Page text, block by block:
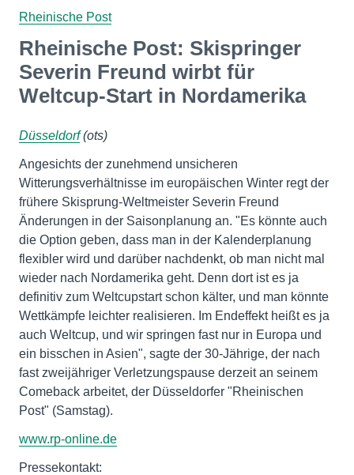
Rheinische Post
Rheinische Post: Skispringer
Severin Freund wirbt für
Weltcup-Start in Nordamerika
Düsseldorf(ots)
Angesichts der zunehmend unsicheren
Witterungsverhältnisse im europäischen Winter regt der
frühere Skisprung-Weltmeister Severin Freund
Änderungen in der Saisonplanung an. "Es könnte auch
die Option geben, dass man in der Kalenderplanung
flexibler wird und darüber nachdenkt, ob man nicht mal
wieder nach Nordamerika geht. Denn dort ist es ja
definitiv zum Weltcupstart schon kälter, und man könnte
Wettkämpfe leichter realisieren. Im Endeffekt heißt es ja
auch Weltcup, und wir springen fast nur in Europa und
ein bisschen in Asien", sagte der 30-Jährige, der nach
fast zweijähriger Verletzungspause derzeit an seinem
Comeback arbeitet, der Düsseldorfer "Rheinischen
Post" (Samstag).
www.rp-online.de
Pressekontakt: